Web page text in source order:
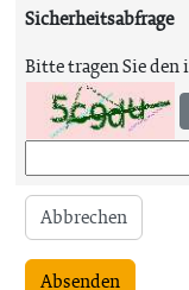
Sicherheitsabfrage
Bitte tragen Sie den
Abbrechen
Absenden